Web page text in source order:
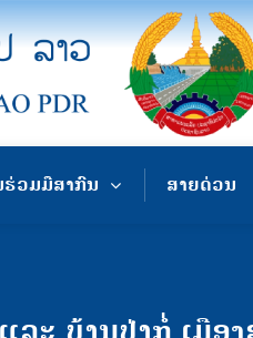
ຮ່ວມມືສາກົນ ສາຍດ່ວນ